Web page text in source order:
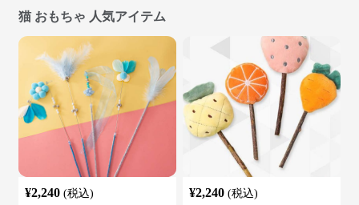
猫 おもちゃ 人気アイテム
¥2,240 (税込) ¥2,240 (税込)